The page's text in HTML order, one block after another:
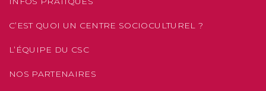
C’EST QUOI UN CENTRE SOCIOCULTUREL ?
L’ÉQUIPE DU CSC
NOS PARTENAIRES